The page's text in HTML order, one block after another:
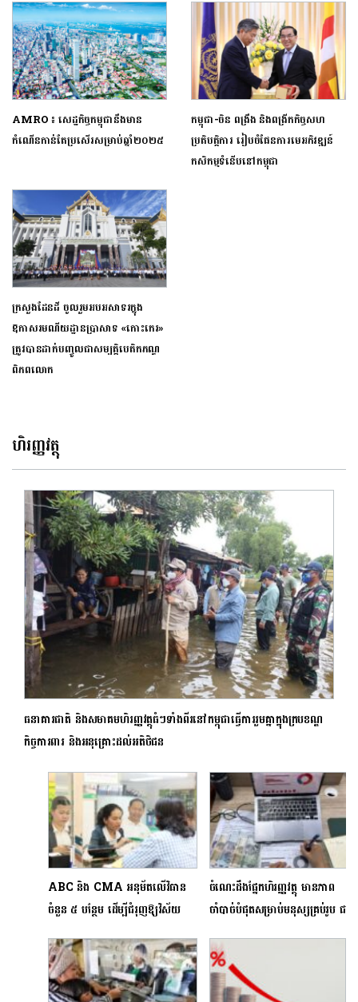
AMRO ៖ សេដ្ឋកិច្ចកម្ពុជានឹងមាន
កំណើនកាន់តែប្រសើរសម្រាប់ឆ្នាំ២០២៥
កម្ពុជា-ចិន ពង្រឹង និងពង្រីកកិច្ចសហ
ប្រតិបត្តិការ រៀបចំផែនការមេអភិវឌ្ឍន៍
កសិកម្មទំនើបនៅកម្ពុជា
ក្រសួងដែនដី ចូលរួមអបអសាទរក្នុង
ឱកាសរមណីយដ្ឋានប្រាសាទ «កោះកេរ»
ត្រូវបានដាក់បញ្ចូលជាសម្បត្តិបេតិកភណ្ឌ
ពិភពលោក
ហិរញ្ញវត្ថុ
ធនាគារជាតិ និងសមាគមហិរញ្ញវត្ថុធំៗទាំងពីរនៅកម្ពុជាធ្វើការរួមគ្នាក្នុងក្របខណ្ឌ
កិច្ចការពារ និងអនុគ្រោះដល់អតិថិជន
ABC និង CMA អនុម័តលើវិធាន
ចំនួន ៥ បន្ថែម ដើម្បីជំរុញឱ្យវិស័យ
មាននិរន្តរភាព
ចំណេះដឹងផ្នែកហិរញ្ញវត្ថុ មានភាព
ចាំបាច់បំផុតសម្រាប់មនុស្សគ្រប់រូប ជា
សេដ្ឋកិច្ចជាតិ